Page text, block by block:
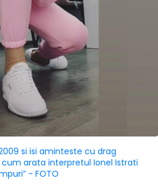
si isi aminteste cu drag
arata interpretul Ionel Istrati
- FOTO